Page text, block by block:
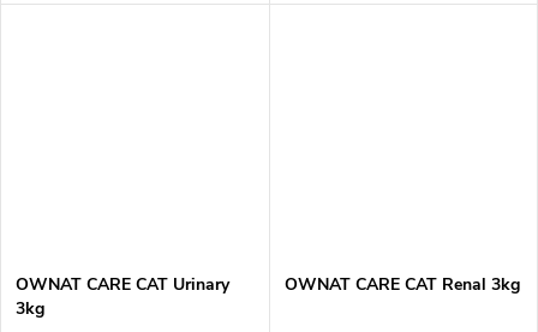
OWNAT CARE CAT Urinary
3kg
OWNAT CARE CAT Renal 3kg